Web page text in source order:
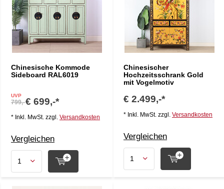
Chinesische Kommode
Sideboard RAL6019
UVP
799,-€ 699,-*
* Inkl. MwSt. zzgl. Versandkosten
Vergleichen
Chinesischer
Hochzeitsschrank Gold
mit Vogelmotiv
€ 2.499,-*
* Inkl. MwSt. zzgl. Versandkosten
Vergleichen